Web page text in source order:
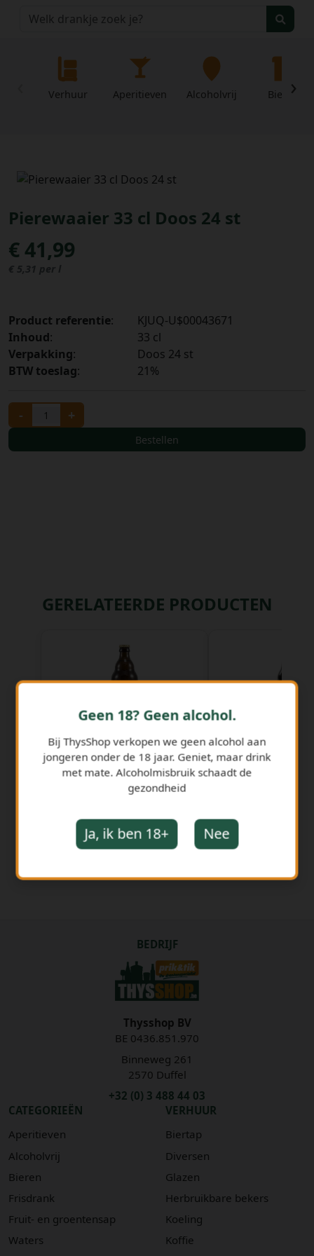
Verhuur Aperitieven Alcoholvrij Bieren›
Pierewaaier 33 cl Doos 24 st
€ 41,99
€ 5,31 per l
Product referentie:
KJUQ-U$00043671
Inhoud:
33 cl
Verpakking:
Doos 24 st
BTW toeslag: 21%
- +
Bestellen
GERELATEERDE PRODUCTEN
Duvel Blond 33 cl Fles
€ 1,78
€ 5,40 per l
Waterloo
BEDRIJF
Thysshop BV
BE 0436.851.970
Binneweg 261
2570 Duffel
+32 (0) 3 488 44 03
CATEGORIEËN
Aperitieven
Alcoholvrij
Bieren
Frisdrank
Fruit- en groentensap
Waters
VERHUUR
Biertap
Diversen
Glazen
Herbruikbare bekers
Koeling
Koffie
Home
ons
Voorwaarden
Contact
PROMOTIES
profiel
Bestellingen
Uitloggen
Geen 18? Geen alcohol.
Bij ThysShop verkopen we geen alcohol aan
jongeren onder de 18 jaar. Geniet, maar drink
met mate. Alcoholmisbruik schaadt de
gezondheid
Ja, ik ben 18+ Nee